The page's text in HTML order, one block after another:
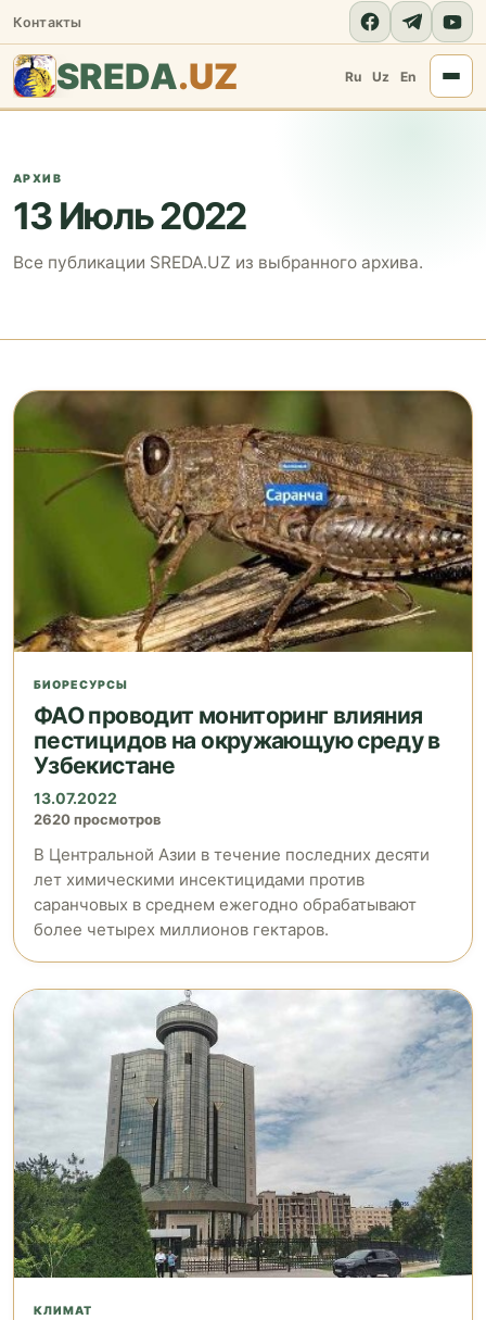
Контакты
SREDA.UZ Ru Uz En
АРХИВ
13 Июль 2022
Все публикации SREDA.UZ из выбранного архива.
БИОРЕСУРСЫ
ФАО проводит мониторинг влияния
пестицидов на окружающую среду в
Узбекистане
13.07.2022
2620 просмотров
В Центральной Азии в течение последних десяти
лет химическими инсектицидами против
саранчовых в среднем ежегодно обрабатывают
более четырех миллионов гектаров.
КЛИМАТ